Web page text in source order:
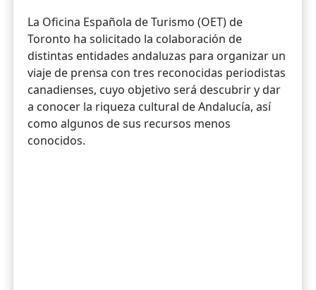
La Oficina Española de Turismo (OET) de
Toronto ha solicitado la colaboración de
distintas entidades andaluzas para organizar un
viaje de prensa con tres reconocidas periodistas
canadienses, cuyo objetivo será descubrir y dar
a conocer la riqueza cultural de Andalucía, así
como algunos de sus recursos menos
conocidos.